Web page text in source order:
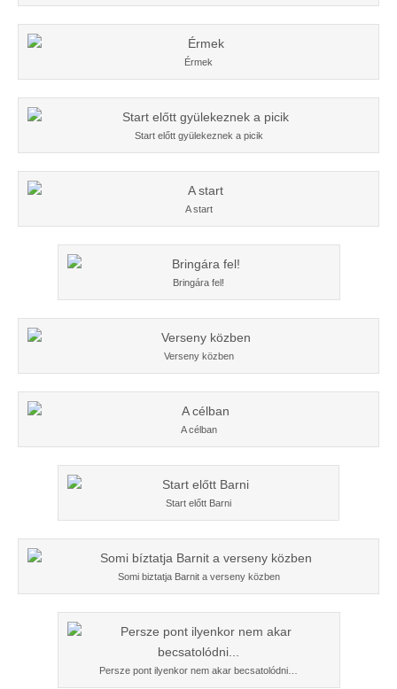
Érmek
Start előtt gyülekeznek a picik
A start
Bringára fel!
Verseny közben
A célban
Start előtt Barni
Somi biztatja Barnit a verseny közben
Persze pont ilyenkor nem akar becsatolódni…